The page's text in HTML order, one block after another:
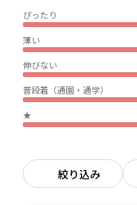
ぴったり
薄い
伸びない
普段着（通園・通学）
★
絞り込み